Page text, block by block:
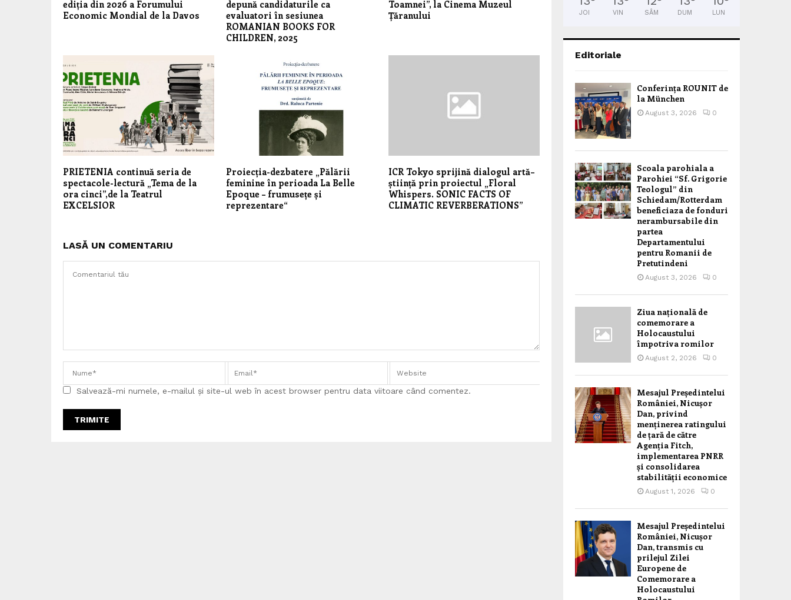
ediția din 2026 a Forumului
Economic Mondial de la Davos
depună candidaturile ca
evaluatori în sesiunea
ROMANIAN BOOKS FOR
CHILDREN, 2025
Toamnei”, la Cinema Muzeul
Țăranului
PRIETENIA continuă seria de
spectacole-lectură „Tema de la
ora cinci”,de la Teatrul
EXCELSIOR
Proiecția-dezbatere „Pălării
feminine în perioada La Belle
Epoque – frumusețe și
reprezentare“
ICR Tokyo sprijină dialogul artă–
știință prin proiectul „Floral
Whispers. SONIC FACTS OF
CLIMATIC REVERBERATIONS”
LASĂ UN COMENTARIU
Salvează-mi numele, e-mailul și site-ul web în acest browser pentru data viitoare când comentez.
JOI VIN SÂM DUM LUN
Editoriale
Conferința ROUNIT de
la München
August 3, 2026 0
Scoala parohiala a
Parohiei “Sf. Grigorie
Teologul” din
Schiedam/Rotterdam
beneficiaza de fonduri
nerambursabile din
partea
Departamentului
pentru Romanii de
Pretutindeni
August 3, 2026 0
Ziua națională de
comemorare a
Holocaustului
împotriva romilor
August 2, 2026 0
Mesajul Președintelui
României, Nicușor
Dan, privind
menținerea ratingului
de țară de către
Agenția Fitch,
implementarea PNRR
și consolidarea
stabilității economice
August 1, 2026 0
Mesajul Președintelui
României, Nicușor
Dan, transmis cu
prilejul Zilei
Europene de
Comemorare a
Holocaustului